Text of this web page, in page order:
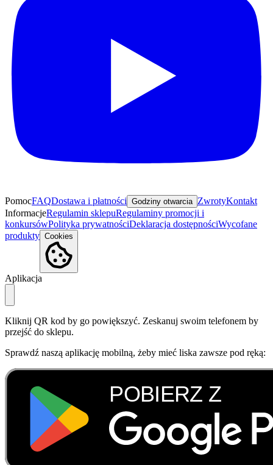
PomocFAQDostawa i płatności Godziny otwarcia ZwrotyKontakt
InformacjeRegulamin sklepuRegulaminy promocji i
konkursówPolityka prywatnościDeklaracja dostępnościWycofane
produkty Cookies
Aplikacja
Kliknij QR kod by go powiększyć. Zeskanuj swoim telefonem by
przejść do sklepu.
Sprawdź naszą aplikację mobilną, żeby mieć liska zawsze pod ręką: